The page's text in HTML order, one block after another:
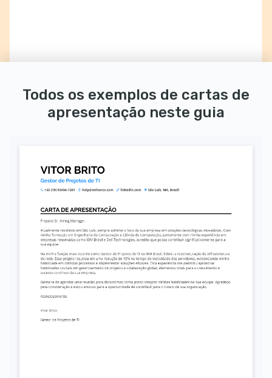
Todos os exemplos de cartas de
apresentação neste guia